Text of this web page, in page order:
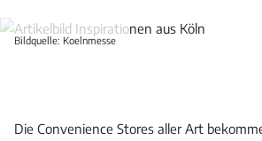
Bildquelle: Koelnmesse
Die Convenience Stores aller Art